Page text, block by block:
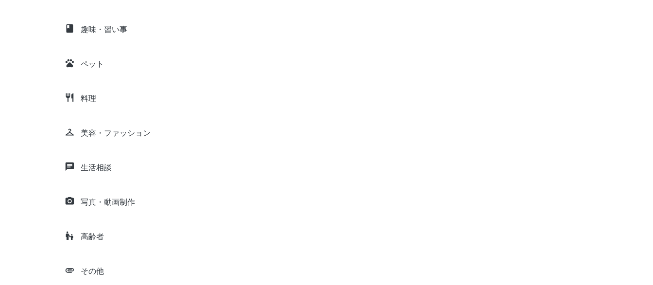
class 趣味・習い事
pets ペット
restaurant 料理
checkroom 美容・ファッション
chat 生活相談
camera_alt 写真・動画制作
escalator_warning 高齢者
attachment その他